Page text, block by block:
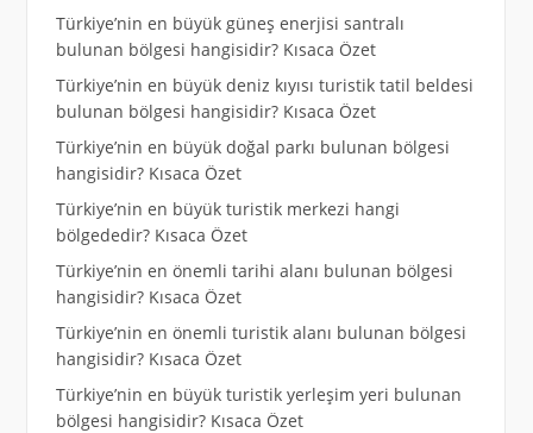
Türkiye’nin en büyük güneş enerjisi santralı
bulunan bölgesi hangisidir? Kısaca Özet
Türkiye’nin en büyük deniz kıyısı turistik tatil beldesi
bulunan bölgesi hangisidir? Kısaca Özet
Türkiye’nin en büyük doğal parkı bulunan bölgesi
hangisidir? Kısaca Özet
Türkiye’nin en büyük turistik merkezi hangi
bölgededir? Kısaca Özet
Türkiye’nin en önemli tarihi alanı bulunan bölgesi
hangisidir? Kısaca Özet
Türkiye’nin en önemli turistik alanı bulunan bölgesi
hangisidir? Kısaca Özet
Türkiye’nin en büyük turistik yerleşim yeri bulunan
bölgesi hangisidir? Kısaca Özet